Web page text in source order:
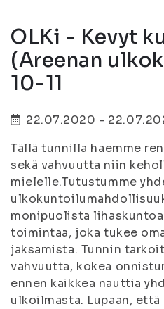
OLKi - Kevyt
(Areenan
10-11
22.07.2020 -
Tällä tunnilla haemme
sekä vahvuutta niin
mielelle.Tutustumme
monipuolista
toimintaa, joka tukee
jaksamista. Tunnin
vahvuutta, kokea
ennen kaikkea nauttia
ulkoilmasta. Lupaan,